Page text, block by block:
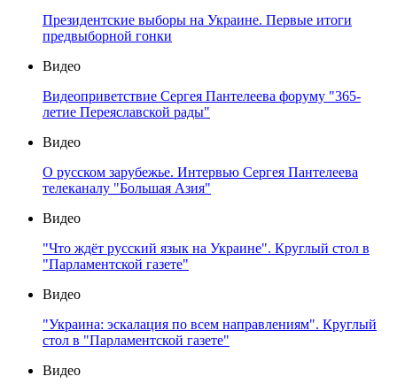
Президентские выборы на Украине. Первые итоги
предвыборной гонки
Видео
Видеоприветствие Сергея Пантелеева форуму "365-
летие Переяславской рады"
Видео
О русском зарубежье. Интервью Сергея Пантелеева
телеканалу "Большая Азия"
Видео
"Что ждёт русский язык на Украине". Круглый стол в
"Парламентской газете"
Видео
"Украина: эскалация по всем направлениям". Круглый
стол в "Парламентской газете"
Видео